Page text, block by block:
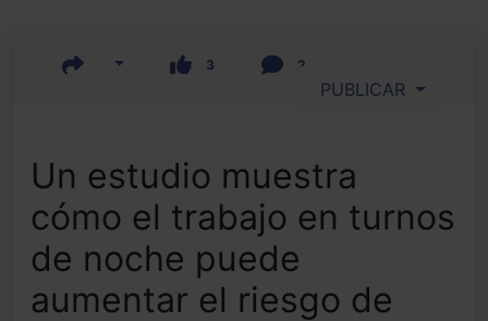
3 2
PUBLICAR
Un estudio muestra
cómo el trabajo en turnos
de noche puede
aumentar el riesgo de